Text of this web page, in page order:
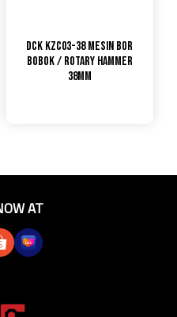
DCK KZC03-38 Mesin Bor
Bobok / Rotary Hammer
38mm
AT